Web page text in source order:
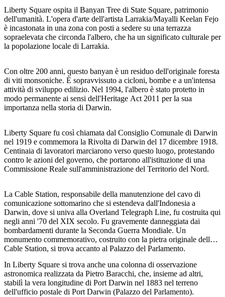
Cerca:
Sign
up
Liberty Square ospita il Banyan Tree di State Square, patrimonio
dell'umanità. L'opera d'arte dell'artista Larrakia/Mayalli Keelan Fejo
è incastonata in una zona con posti a sedere su una terrazza
sopraelevata che circonda l'albero, che ha un significato culturale per
la popolazione locale di Larrakia.
Con oltre 200 anni, questo banyan è un residuo dell'originale foresta
di viti monsoniche. È sopravvissuto a cicloni, bombe e a un'intensa
attività di sviluppo edilizio. Nel 1994, l'albero è stato protetto in
modo permanente ai sensi dell'Heritage Act 2011 per la sua
importanza nella storia di Darwin.
Liberty Square fu così chiamata dal Consiglio Comunale di Darwin
nel 1919 e commemora la Rivolta di Darwin del 17 dicembre 1918.
Centinaia di lavoratori marciarono verso questo luogo, protestando
contro le azioni del governo, che portarono all'istituzione di una
Commissione Reale sull'amministrazione del Territorio del Nord.
La Cable Station, responsabile della manutenzione del cavo di
comunicazione sottomarino che si estendeva dall'Indonesia a
Darwin, dove si univa alla Overland Telegraph Line, fu costruita qui
negli anni '70 del XIX secolo. Fu gravemente danneggiata dai
bombardamenti durante la Seconda Guerra Mondiale. Un
monumento commemorativo, costruito con la pietra originale della
Cable Station, si trova accanto al Palazzo del Parlamento.
In Liberty Square si trova anche una colonna di osservazione
astronomica realizzata da Pietro Baracchi, che, insieme ad altri,
stabilì la vera longitudine di Port Darwin nel 1883 nel terreno
dell'ufficio postale di Port Darwin (Palazzo del Parlamento).